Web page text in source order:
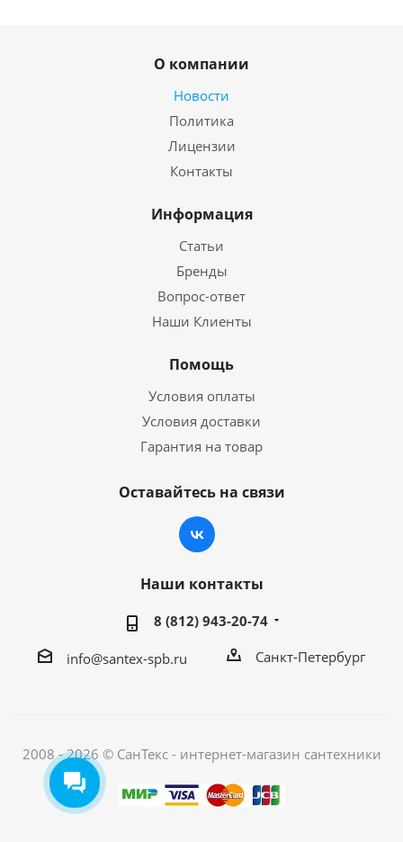
О компании
Новости
Политика
Лицензии
Контакты
Информация
Статьи
Бренды
Вопрос-ответ
Наши Клиенты
Помощь
Условия оплаты
Условия доставки
Гарантия на товар
Оставайтесь на связи
Наши контакты
8 (812) 943-20-74
info@santex-spb.ru Санкт-Петербург
2008 - 2026 © СанТекс - интернет-магазин cантехники